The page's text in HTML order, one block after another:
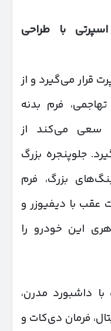
با طراحی
قرار می‌گیرد و از
فرم بدنه
سعی می‌کند از
جلوپنجره بزرگ
بزرگ، فرم
با دیفیوزر و
این خودرو را
هم فضای 5 نفره با داشبورد مدرن،
فرمان دی‌کات و